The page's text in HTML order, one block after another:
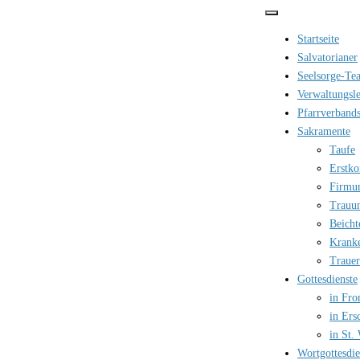
Startseite
Salvatorianer
Seelsorge-
Sakramente
Taufe
Gottesdienste
in
in
in St.